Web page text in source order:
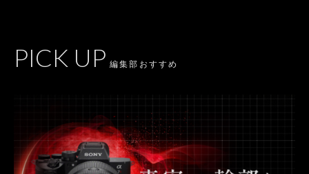
PICK UP 編集部おすすめ